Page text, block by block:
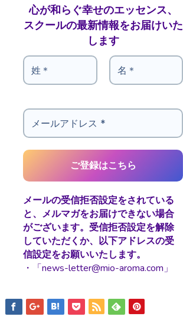
心が和らぐ幸せのエッセンス、
スクールの最新情報をお届けいた
します
メールの受信拒否設定をされている
と、メルマガをお届けできない場合
がございます。受信拒否設定を解除
していただくか、以下アドレスの受
信設定をお願いいたします。
・「news-letter@mio-aroma.com」